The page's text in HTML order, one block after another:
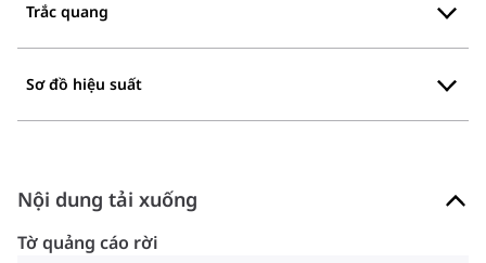
Trắc quang
Sơ đồ hiệu suất
Nội dung tải xuống
Tờ quảng cáo rời